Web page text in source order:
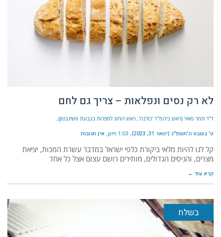
לא רק נסים ונפלאות – צריך גם לחם
ד"ר תמר מאיר (ראש ביהמ"ד 'כולנה', ראש החוג לספרות בגבעת וושינגטון)
ט׳ בשבט ה׳תשפ״ג (ינואר 31, 2023) 1:03 pm אין תגובות
קל לנו להיות מלאי ביקורת כלפי ישראל במדבר עשרת המכות, יציאת
מצרים, והניסים הגדולים, מותירים רושם עצום אצל כל אחד
קרא עוד ←
בשלח